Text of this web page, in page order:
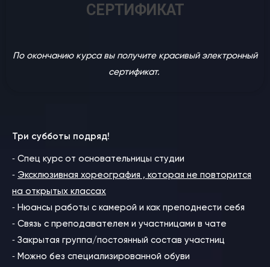
СЕРТИФИКАТ
По окончанию курса вы получите красивый электронный
сертификат.
Три субботы подряд!
⁃ Cпец курс от основательницы студии
⁃ Эксклюзивная хореография , которая не повторится
на открытых классах
⁃ Нюансы работы с камерой и как преподнести себя
⁃ Связь с преподавателем и участницами в чате
⁃ Закрытая группа/постоянный состав участниц
⁃ Можно без специализированной обуви